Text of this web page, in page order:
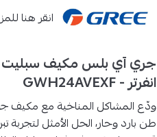
انقر هنا
انفرتر - GWH24AVEXF
ودّع المشاكل المناخية م
طن بارد وحار،الحل الأمثل لتجربة